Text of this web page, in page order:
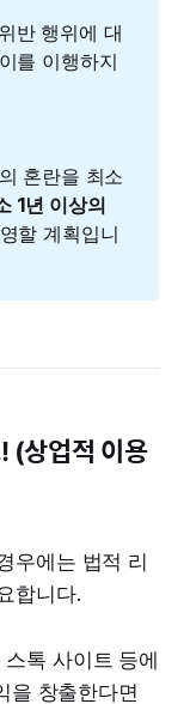
반 행위에 대
를 이행하지
혼란을 최소
1년 이상의
할 계획입니
(상업적 이용
우에는 법적 리
합니다.
스톡 사이트 등에
을 창출한다면